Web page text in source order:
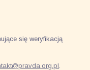
się weryfikacją
.